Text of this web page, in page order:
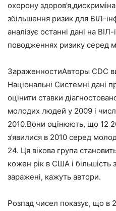
охорону
збільшення ризик для ВІЛ-
аналізує останні дані на
поводженнях ризику серед
ЗараженностиАвторы CDC
Національні Системні дані
оцінити ставки
молодих людей у 2009 і
2010.Вони оцінюють, що 12
з’явилися в 2010 серед
24. Ця вікова група
кожен рік в США і
заражені, кажуть автори.
Розпад чисел показує, що в